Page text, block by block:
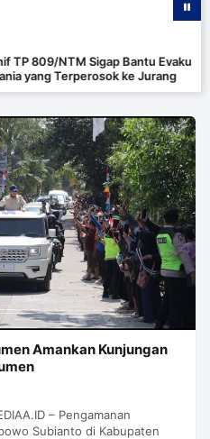
NTM Sigap Bantu Evakuasi
Terperosok ke Jurang
Amankan Kunjungan
– Pengamanan
Subianto di Kabupaten